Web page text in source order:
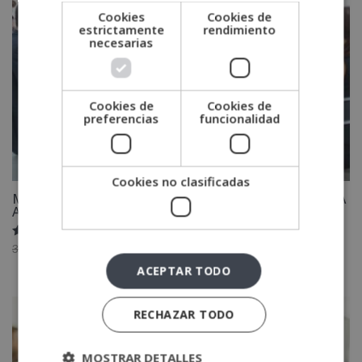
Máster en Project Manager Profesional + Máster en IA
Aplicada a la Gestión de Proyectos
Valorado
3,880.00
3,880.00€.
precio
actual
es:
1,940.00€.
Cookies
estrictamente
necesarias
Cookies de
rendimiento
Cookies de
preferencias
Cookies de
funcionalidad
Cookies no clasificadas
ACEPTAR TODO
RECHAZAR TODO
MOSTRAR DETALLES